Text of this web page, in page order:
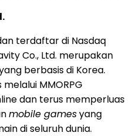
terdaftar di Nasdaq
Co., Ltd. merupakan
berbasis di Korea.
MMORPG
dan terus memperluas
mobile gamesyang
di seluruh dunia.